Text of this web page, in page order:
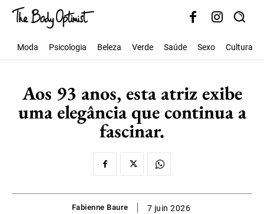
Moda Psicologia Beleza Verde Saúde Sexo Cultura
Aos 93 anos, esta atriz exibe
uma elegância que continua a
fascinar.
Fabienne Baure 7 juin 2026